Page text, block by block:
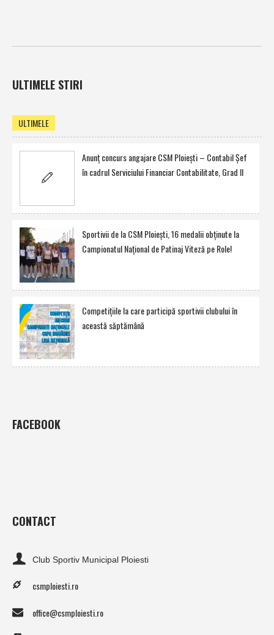
ULTIMELE STIRI
ULTIMELE
Anunţ concurs angajare CSM Ploieşti – Contabil Şef
în cadrul Serviciului Financiar Contabilitate, Grad II
Sportivii de la CSM Ploieşti, 16 medalii obţinute la
Campionatul Naţional de Patinaj Viteză pe Role!
Competiţiile la care participă sportivii clubului în
această săptămână
FACEBOOK
CONTACT
Club Sportiv Municipal Ploiesti
csmploiesti.ro
office@csmploiesti.ro